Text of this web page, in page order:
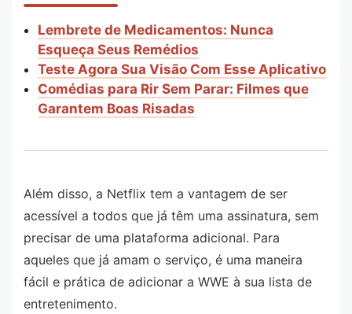
Lembrete de Medicamentos: Nunca
Esqueça Seus Remédios
Teste Agora Sua Visão Com Esse Aplicativo
Comédias para Rir Sem Parar: Filmes que
Garantem Boas Risadas
Além disso, a Netflix tem a vantagem de ser
acessível a todos que já têm uma assinatura, sem
precisar de uma plataforma adicional. Para
aqueles que já amam o serviço, é uma maneira
fácil e prática de adicionar a WWE à sua lista de
entretenimento.